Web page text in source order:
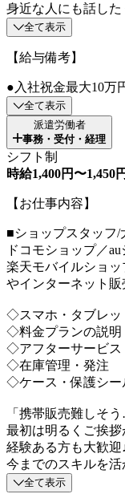
身近な人にも話し
全て表示
【給与備考】
●入社祝金最大10
全て表示
派遣労働者
事務・受付・経理
シフト制
時給1,400円〜1,450円
【お仕事内容】
■ショップスタッフ/
ドコモショップ／
楽天モバイルショ
やインターネット販
◇スマホ・タブレッ
◇料金プランの説明
◇アフターサービス
◇在庫管理・発注
◇ケース・保護シー
「携帯販売難しそ
最初は明るくご挨拶
経験ある方も大歓迎
今までのスキルを活
全て表示